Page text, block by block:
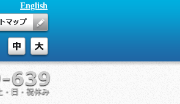
English